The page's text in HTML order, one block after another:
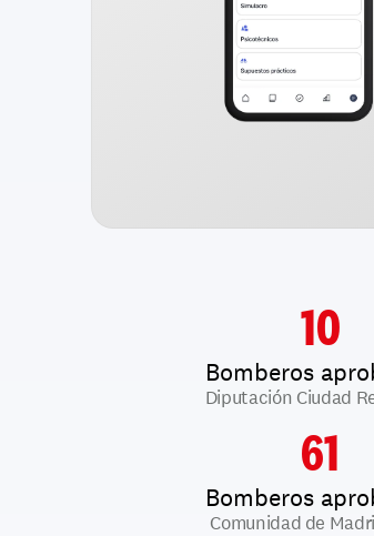
10
Bomberos
Diputación Ciudad
61
Bomberos
Comunidad de